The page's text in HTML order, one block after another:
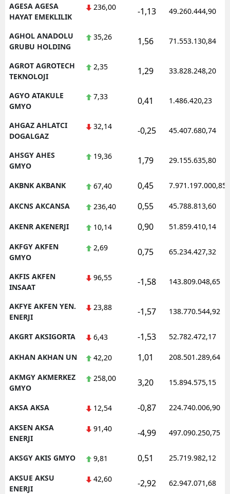
Kırşehir
Kütahya
Kahramanmaraş
Nevşehir
Niğde
Ordu
Rize
Sinop
AGESA AGESA
HAYAT EMEKLILIK
236,00 -1,13 49.260.444,90
AGHOL ANADOLU
GRUBU HOLDING
35,26 1,56 71.553.130,84
AGROT AGROTECH
TEKNOLOJI
2,35 1,29 33.828.248,20
AGYO ATAKULE
GMYO
7,33 0,41 1.486.420,23
AHGAZ AHLATCI
DOGALGAZ
32,14 -0,25 45.407.680,74
AHSGY AHES
GMYO
19,36 1,79 29.155.635,80
AKBNK AKBANK 67,40 0,45 7.971.197.000,85
AKCNS AKCANSA 236,40 0,55 45.788.813,60
AKENR AKENERJI 10,14 0,90 51.859.410,14
AKFGY AKFEN
GMYO
2,69 0,75 65.234.427,32
AKFIS AKFEN
INSAAT
96,55 -1,58 143.809.048,65
AKFYE AKFEN YEN.
ENERJI
23,88 -1,57 138.770.544,92
AKGRT AKSIGORTA 6,43 -1,53 52.782.472,17
AKHAN AKHAN UN 42,20 1,01 208.501.289,64
AKMGY AKMERKEZ
GMYO
258,00 3,20 15.894.575,15
AKSA AKSA 12,54 -0,87 224.740.006,90
AKSEN AKSA
ENERJI
91,40 -4,99 497.090.250,75
AKSGY AKIS GMYO 9,81 0,51 25.719.982,12
AKSUE AKSU
ENERJI
42,60 -2,92 62.947.071,68